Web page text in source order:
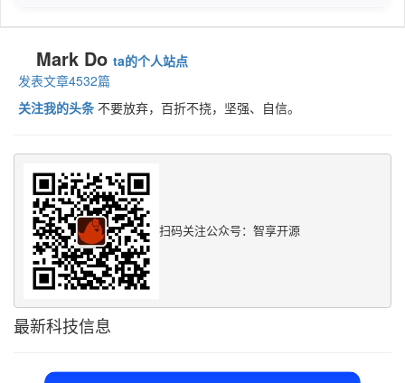
Mark Do ta的个人站点
发表文章4532篇
关注我的头条 不要放弃，百折不挠，坚强、自信。
扫码关注公众号：智享开源
最新科技信息